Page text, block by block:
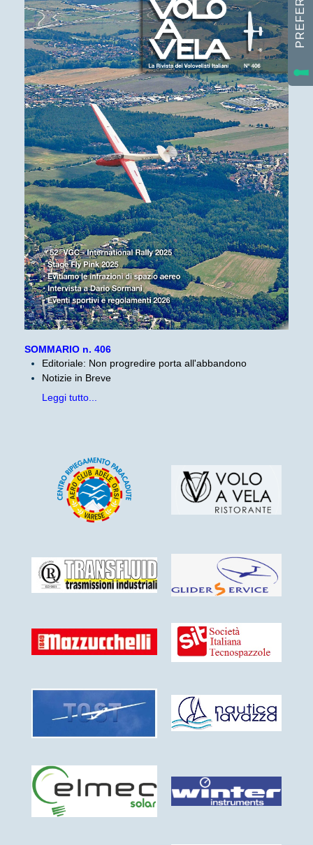
SOMMARIO n. 406
Editoriale: Non progredire porta all'abbandono
Notizie in Breve
Leggi tutto...